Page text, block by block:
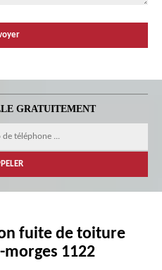
GRATUITEMENT
fuite de toiture
1122